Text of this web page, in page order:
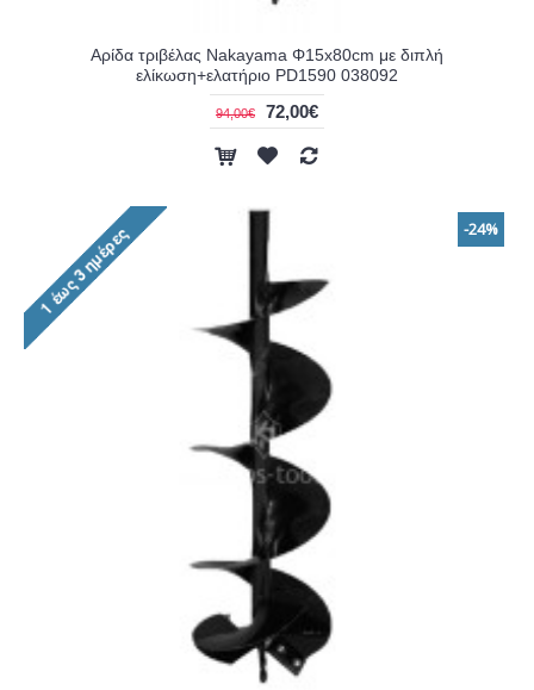
Αρίδα τριβέλας Nakayama Φ15x80cm με διπλή
ελίκωση+ελατήριο PD1590 038092
94,00€ 72,00€
-24%